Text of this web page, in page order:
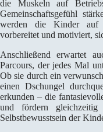
die Muskeln auf
Gemeinschaftsgefühl
werden die Kinder auf
vorbereitet und motiviert,
Anschließend erwartet
Parcours, der jedes Mal
Ob sie durch ein
einen Dschungel
erkunden – die
und fördern
Selbstbewusstsein der